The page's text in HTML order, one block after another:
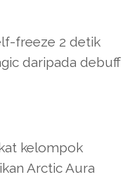
freeze 2 detik
daripada debuff
kelompok
Arctic Aura